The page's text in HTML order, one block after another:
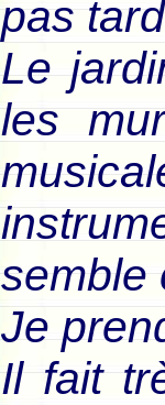
pas
Le
les
semble
Je
Il fait